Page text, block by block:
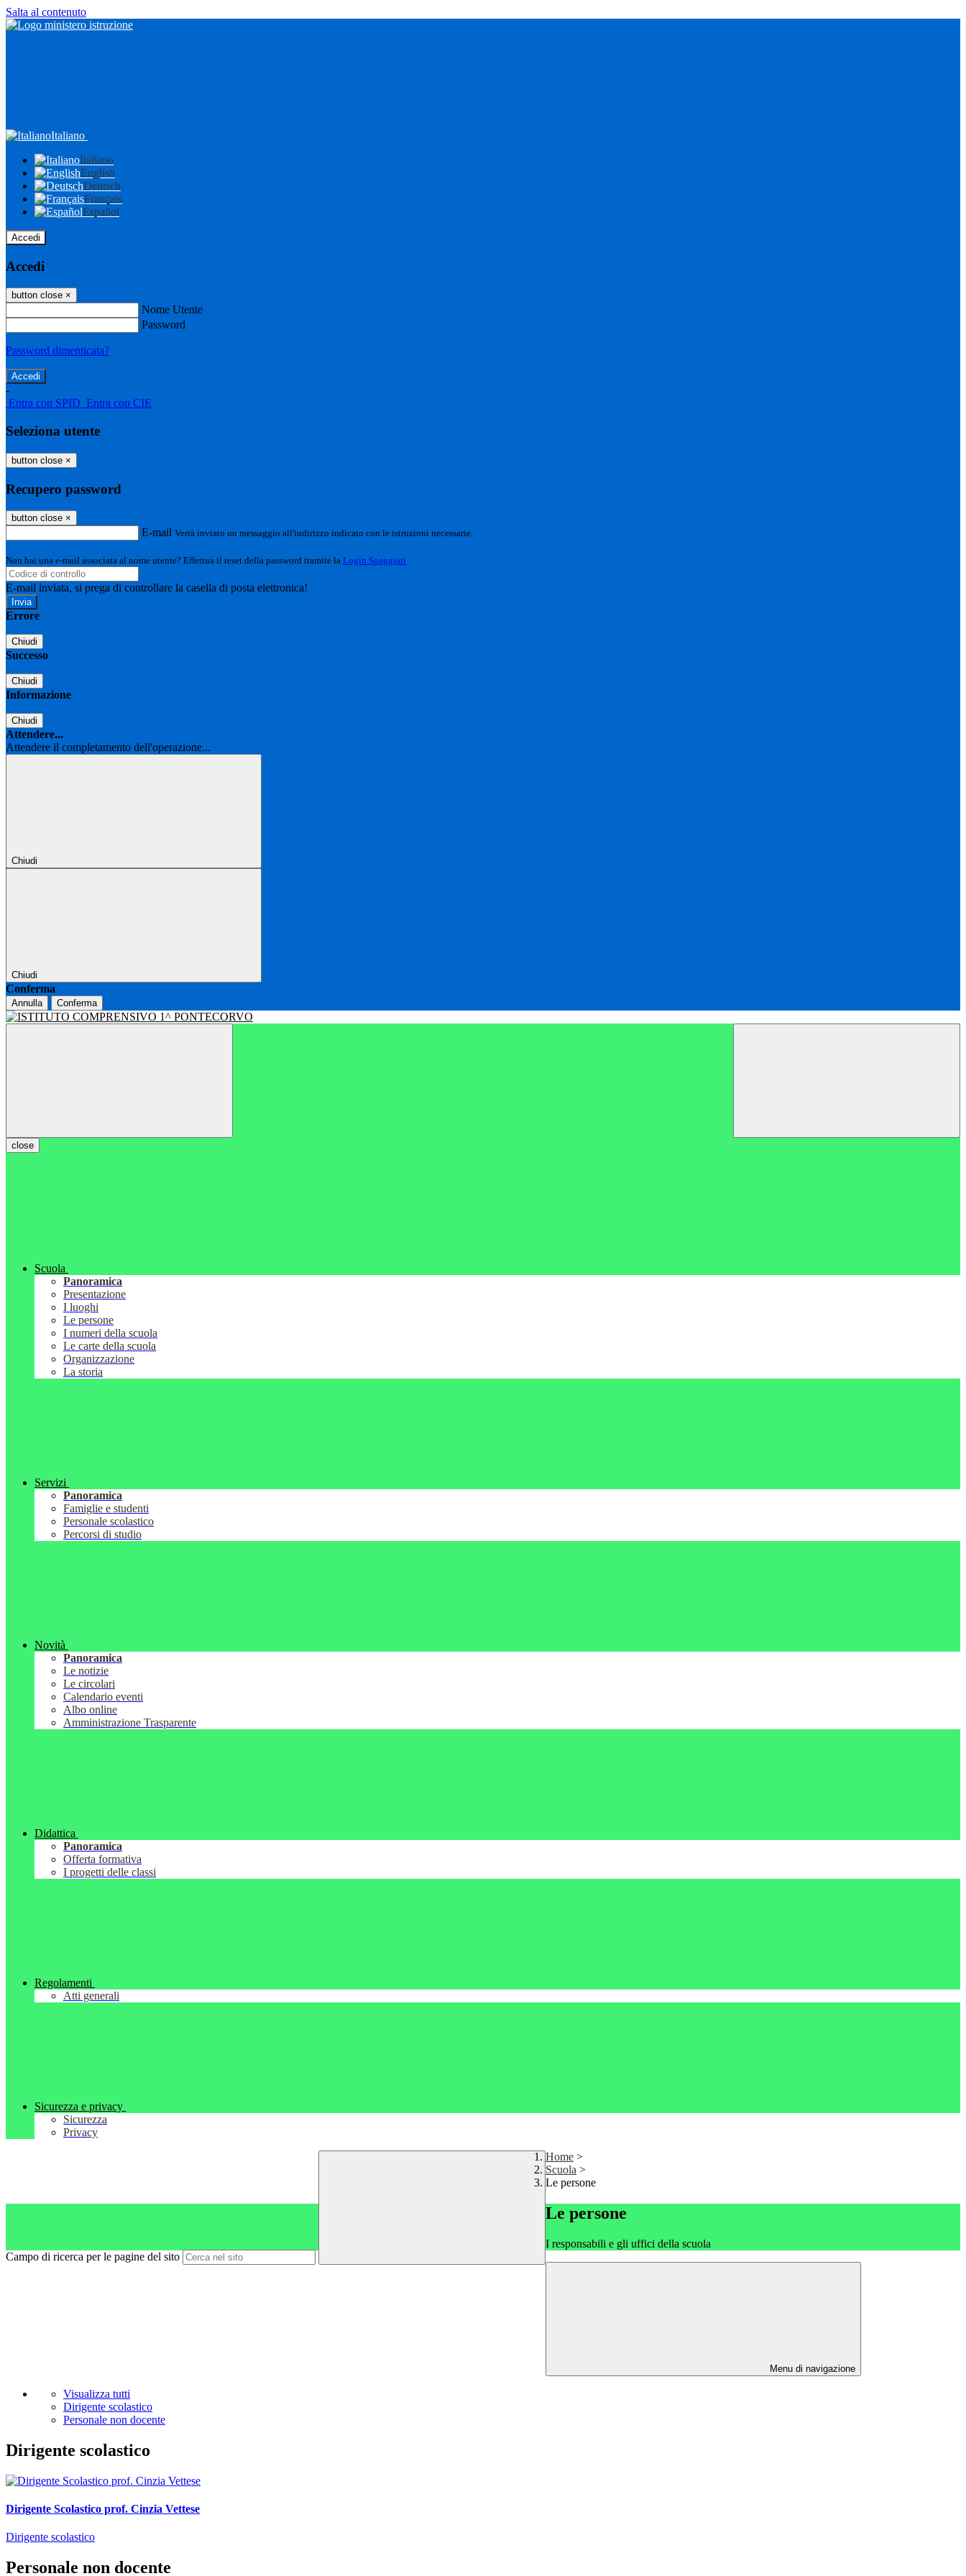
Salta al contenuto
Italiano
Italiano
English
Deutsch
Français
Español
Accedi
Accedi
button close ×
Nome Utente
Password
Password dimenticata?
-
Entra con SPID Entra con CIE
Seleziona utente
button close ×
Recupero password
button close ×
E-mail Verrà inviato un messaggio all'indirizzo indicato con le istruzioni necessarie.
Non hai una e-mail associata al nome utente? Effettua il reset della password tramite la Login Spaggiari
E-mail inviata, si prega di controllare la casella di posta elettronica!
Errore
Chiudi
Successo
Chiudi
Informazione
Chiudi
Attendere...
Attendere il completamento dell'operazione...
Chiudi
Chiudi
Conferma
Annulla Conferma
close
Scuola
Panoramica
Presentazione
I luoghi
Le persone
I numeri della scuola
Le carte della scuola
Organizzazione
La storia
Servizi
Panoramica
Famiglie e studenti
Personale scolastico
Percorsi di studio
Novità
Panoramica
Le notizie
Le circolari
Calendario eventi
Albo online
Amministrazione Trasparente
Didattica
Panoramica
Offerta formativa
I progetti delle classi
Regolamenti
Atti generali
Sicurezza e privacy
Sicurezza
Privacy
Campo di ricerca per le pagine del sito
Home >
Scuola >
Le persone
Le persone
I responsabili e gli uffici della scuola
Menu di navigazione
Visualizza tutti
Dirigente scolastico
Personale non docente
Dirigente scolastico
Dirigente Scolastico prof. Cinzia Vettese
Dirigente scolastico
Personale non docente